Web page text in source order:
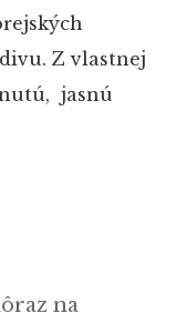
Z vlastnej
jasnú
na